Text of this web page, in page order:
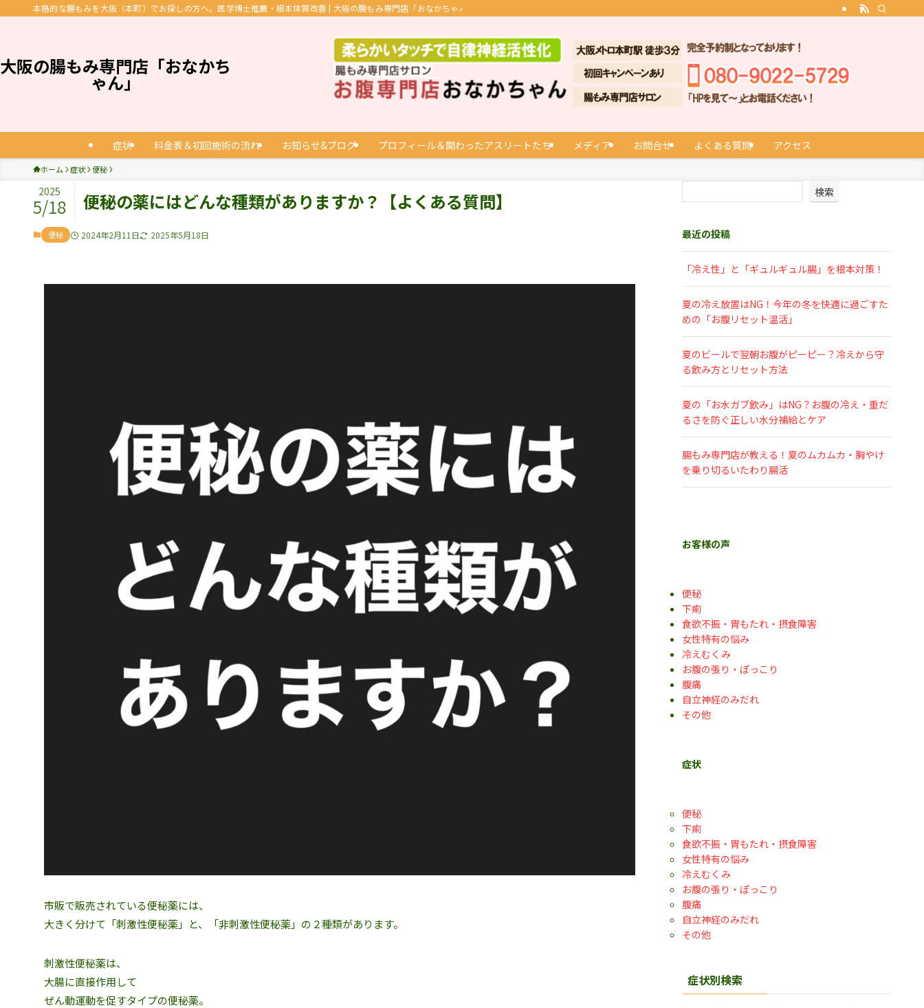
本格的な腸もみを大阪（本町）でお探しの方へ。医学博士推薦・根本体質改善 | 大阪の腸もみ専門店「おなかちゃん」
大阪の腸もみ専門店「おなかち
ゃん」
症状 料金表＆初回施術の流れ お知らせ&ブログ プロフィール＆関わったアスリートたち メディア お問合せ よくある質問 アクセス
ホーム 症状 便秘
便秘の薬にはどんな種類がありますか？【よくある質問】
2025
5/18
便秘 2024年2月11日 2025年5月18日
市販で販売されている便秘薬には、
大きく分けて「刺激性便秘薬」と、「非刺激性便秘薬」の２種類があります。
刺激性便秘薬は、
大腸に直接作用して
ぜん動運動を促すタイプの便秘薬。
検索
最近の投稿
「冷え性」と「ギュルギュル腸」を根本対策！
夏の冷え放置はNG！今年の冬を快適に過ごすた
めの「お腹リセット温活」
夏のビールで翌朝お腹がピーピー？冷えから守
る飲み方とリセット方法
夏の「お水ガブ飲み」はNG？お腹の冷え・重だ
るさを防ぐ正しい水分補給とケア
腸もみ専門店が教える！夏のムカムカ・胸やけ
を乗り切るいたわり腸活
お客様の声
便秘
下痢
食欲不振・胃もたれ・摂食障害
女性特有の悩み
冷えむくみ
お腹の張り・ぽっこり
腹痛
自立神経のみだれ
その他
症状
便秘
下痢
食欲不振・胃もたれ・摂食障害
女性特有の悩み
冷えむくみ
お腹の張り・ぽっこり
腹痛
自立神経のみだれ
その他
症状別検索